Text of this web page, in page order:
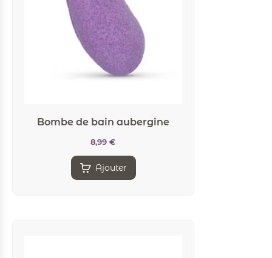
Bombe de bain aubergine
8,99 €
Ajouter